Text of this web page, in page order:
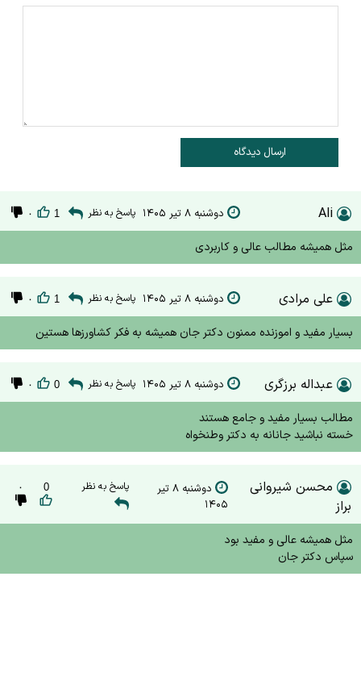
ارسال دیدگاه
دوشنبه ۸ تیر ۱۴۰۵ پاسخ به نظر 1 ۰
مثل همیشه مطالب عالی و کاربردی
علی مرادی دوشنبه ۸ تیر ۱۴۰۵ پاسخ به نظر 1 ۰
بسیار مفید و اموزنده ممنون دکتر جان همیشه به فکر کشاورزها هستین
عبداله برزگری دوشنبه ۸ تیر ۱۴۰۵ پاسخ به نظر 0 ۰
مطالب بسیار مفید و جامع هستند
خسته نباشید جانانه به دکتر وطنخواه
محسن شیروانی
براز
دوشنبه ۸ تیر
۱۴۰۵
پاسخ به نظر 0 ۰
مثل همیشه عالی و مفید بود
سپاس دکتر جان